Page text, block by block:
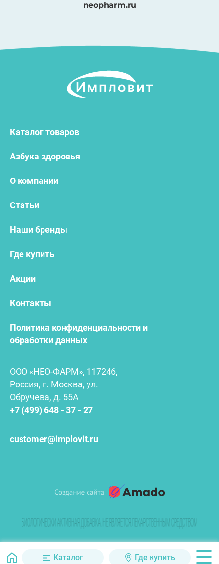
Каталог Где купить
neopharm.ru
Каталог товаров
Азбука здоровья
О компании
Статьи
Наши бренды
Где купить
Акции
Контакты
Политика конфиденциальности и
обработки данных
ООО «НЕО-ФАРМ», 117246,
Россия, г. Москва, ул.
Обручева, д. 55А
+7 (499) 648 - 37 - 27
customer@implovit.ru